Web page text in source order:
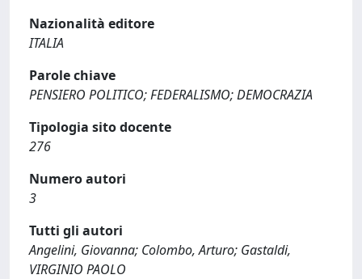
Nazionalità editore
ITALIA
Parole chiave
PENSIERO POLITICO; FEDERALISMO; DEMOCRAZIA
Tipologia sito docente
276
Numero autori
3
Tutti gli autori
Angelini, Giovanna; Colombo, Arturo; Gastaldi,
VIRGINIO PAOLO